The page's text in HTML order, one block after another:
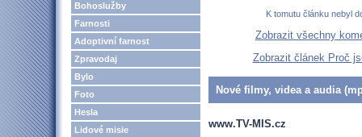
Bohoslužby
Farnosti
Adoptivní farnost
Zpravodaj
Bylo
Foto
Hesla
Lidové misie
K tomutu článku nebyl
Zobrazit všechny
Zobrazit článek Proč
Nové filmy, videa a audia
www.TV-MIS.cz